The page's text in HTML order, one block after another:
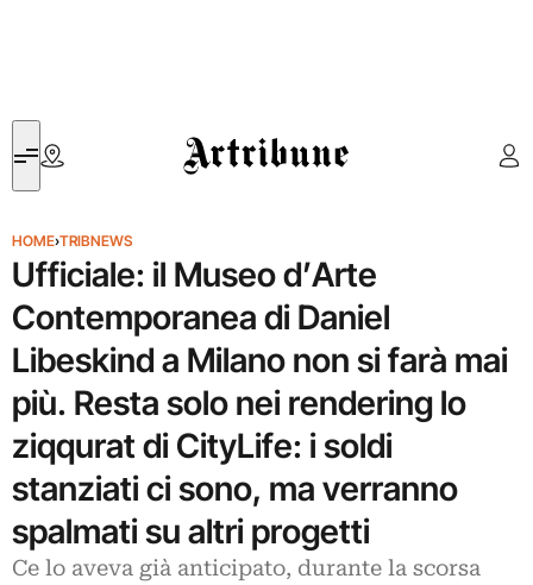
Artribune
HOME›TRIBNEWS
Ufficiale: il Museo d’Arte
Contemporanea di Daniel
Libeskind a Milano non si farà mai
più. Resta solo nei rendering lo
ziqqurat di CityLife: i soldi
stanziati ci sono, ma verranno
spalmati su altri progetti
Ce lo aveva già anticipato, durante la scorsa